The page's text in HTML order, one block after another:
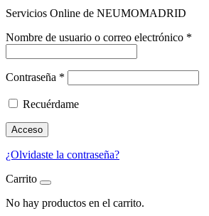
Servicios Online de NEUMOMADRID
Nombre de usuario o correo electrónico *
Contraseña *
Recuérdame
Acceso
¿Olvidaste la contraseña?
Carrito
No hay productos en el carrito.